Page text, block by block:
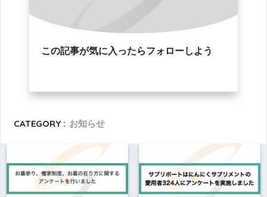
この記事が気に入ったらフォローしよう
CATEGORY : お知らせ